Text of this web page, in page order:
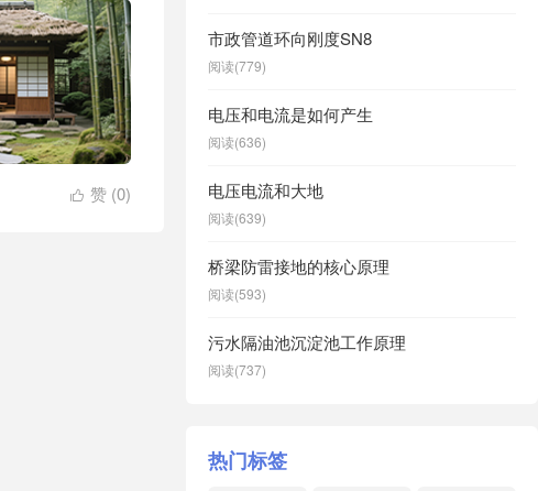
 赞 (0)
市政管道环向刚度SN8
阅读(779)
电压和电流是如何产生
阅读(636)
电压电流和大地
阅读(639)
桥梁防雷接地的核心原理
阅读(593)
污水隔油池沉淀池工作原理
阅读(737)
热门标签